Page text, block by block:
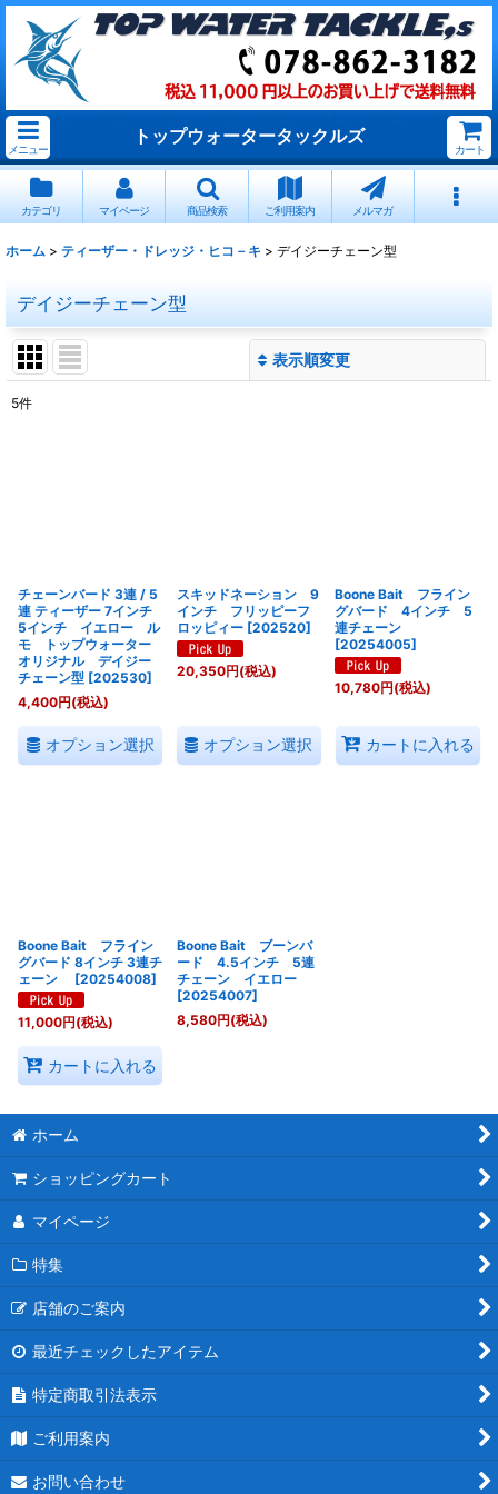
メニュー
トップウォータータックルズ
カート
カテゴリ マイページ 商品検索 ご利用案内 メルマガ
ホーム > ティーザー・ドレッジ・ヒコ－キ > デイジーチェーン型
デイジーチェーン型
表示順変更
5件
チェーンバード 3連 / 5
連 ティーザー 7インチ
5インチ イエロー ル
モ トップウォーター
オリジナル デイジー
チェーン型 [202530]
4,400円(税込)
オプション選択
スキッドネーション 9
インチ フリッピーフ
ロッピィー [202520]
20,350円(税込)
オプション選択
Boone Bait フライン
グバード 4インチ 5
連チェーン
[20254005]
10,780円(税込)
カートに入れる
Boone Bait フライン
グバード 8インチ 3連チ
ェーン
[20254008]
11,000円(税込)
カートに入れる
Boone Bait ブーンバ
ード 4.5インチ 5連
チェーン イエロー
[20254007]
8,580円(税込)
ホーム
ショッピングカート
マイページ
特集
店舗のご案内
最近チェックしたアイテム
特定商取引法表示
ご利用案内
お問い合わせ